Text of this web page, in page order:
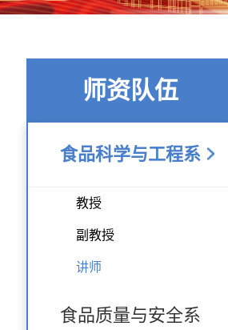
师资队伍
食品科学与工程系
教授
副教授
讲师
食品质量与安全系